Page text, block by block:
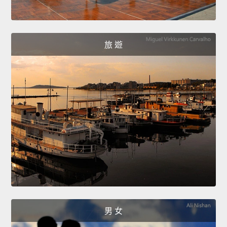
旅 遊
男 女